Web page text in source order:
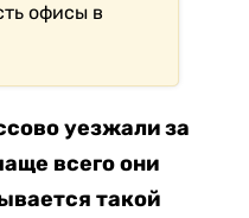
офисы в
уезжали за
всего они
такой